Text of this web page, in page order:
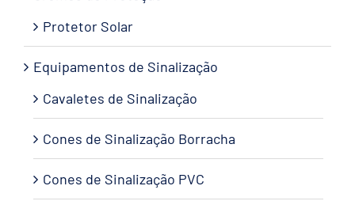
Protetor Solar
Equipamentos de Sinalização
Cavaletes de Sinalização
Cones de Sinalização Borracha
Cones de Sinalização PVC